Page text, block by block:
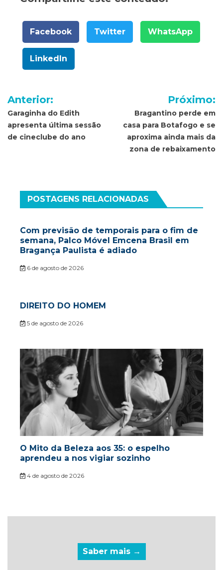
Facebook Twitter WhatsApp
LinkedIn
Navegação
de
Post
Anterior:
Garaginha do Edith
apresenta última sessão
de cineclube do ano
Próximo:
Bragantino perde em
casa para Botafogo e se
aproxima ainda mais da
zona de rebaixamento
POSTAGENS RELACIONADAS
Com previsão de temporais para o fim de
semana, Palco Móvel Emcena Brasil em
Bragança Paulista é adiado
6 de agosto de 2026
DIREITO DO HOMEM
5 de agosto de 2026
O Mito da Beleza aos 35: o espelho
aprendeu a nos vigiar sozinho
4 de agosto de 2026
Saber mais →